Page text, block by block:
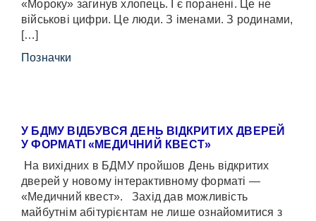
«Мороку» загинув хлопець. І є поранені. Це не
військові цифри. Це люди. З іменами. З родинами,
[…]
Позначки
У БДМУ ВІДБУВСЯ ДЕНЬ ВІДКРИТИХ ДВЕРЕЙ
У ФОРМАТІ «МЕДИЧНИЙ КВЕСТ»
На вихідних в БДМУ пройшов День відкритих
дверей у новому інтерактивному форматі —
«Медичний квест». Захід дав можливість
майбутнім абітурієнтам не лише ознайомитися з